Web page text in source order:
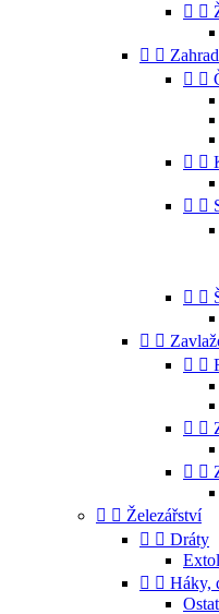
 
 
 
 
 
 
 
 
 
 
  Železářství
  Dráty
Extol
  Háky,